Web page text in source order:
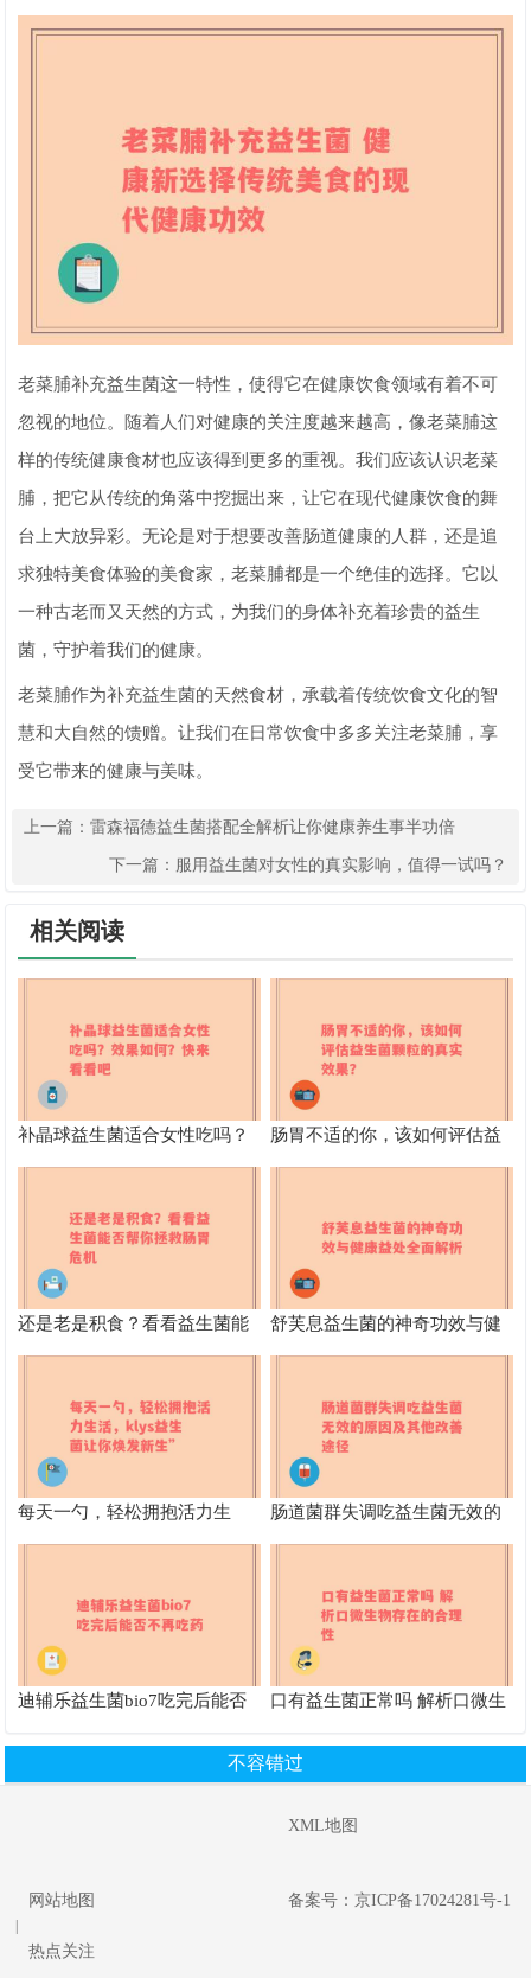
老菜脯补充益生菌这一特性，使得它在健康饮食领域有着不可
忽视的地位。随着人们对健康的关注度越来越高，像老菜脯这
样的传统健康食材也应该得到更多的重视。我们应该认识老菜
脯，把它从传统的角落中挖掘出来，让它在现代健康饮食的舞
台上大放异彩。无论是对于想要改善肠道健康的人群，还是追
求独特美食体验的美食家，老菜脯都是一个绝佳的选择。它以
一种古老而又天然的方式，为我们的身体补充着珍贵的益生
菌，守护着我们的健康。
老菜脯作为补充益生菌的天然食材，承载着传统饮食文化的智
慧和大自然的馈赠。让我们在日常饮食中多多关注老菜脯，享
受它带来的健康与美味。
上一篇：雷森福德益生菌搭配全解析让你健康养生事半功倍
下一篇： 服用益生菌对女性的真实影响，值得一试吗？
相关阅读
补晶球益生菌适合女性吃吗？
效果如何？快来看看吧
肠胃不适的你，该如何评估益
生菌颗粒的真实效果？
还是老是积食？看看益生菌能
否帮你拯救肠胃危机
舒芙息益生菌的神奇功效与健
康益处全面解析
每天一勺，轻松拥抱活力生
活，klys益生菌让你焕发新生”
肠道菌群失调吃益生菌无效的
原因及其他改善途径
迪辅乐益生菌bio7吃完后能否
口有益生菌正常吗 解析口微生
不容错过
XML地图
网站地图
热点关注
备案号：京ICP备17024281号-1